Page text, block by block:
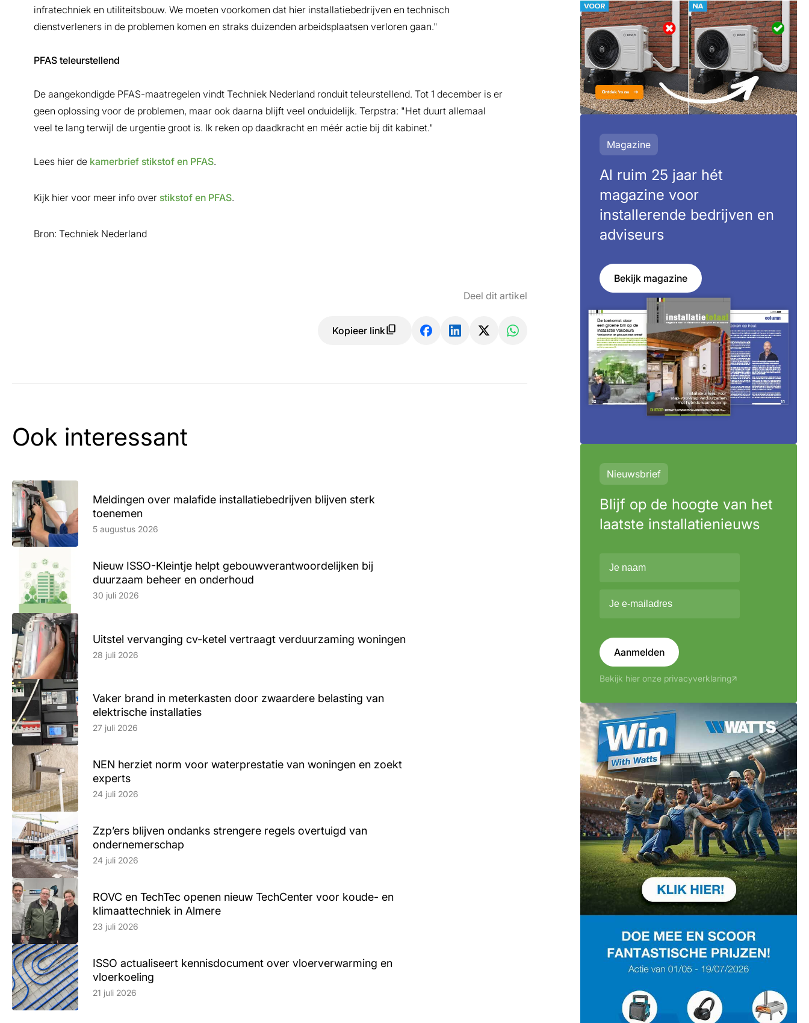
infratechniek en utiliteitsbouw. We moeten voorkomen dat hier installatiebedrijven en technisch
dienstverleners in de problemen komen en straks duizenden arbeidsplaatsen verloren gaan."
PFAS teleurstellend
De aangekondigde PFAS-maatregelen vindt Techniek Nederland ronduit teleurstellend. Tot 1 december is er
geen oplossing voor de problemen, maar ook daarna blijft veel onduidelijk. Terpstra: "Het duurt allemaal
veel te lang terwijl de urgentie groot is. Ik reken op daadkracht en méér actie bij dit kabinet."
Lees hier de kamerbrief stikstof en PFAS.
Kijk hier voor meer info over stikstof en PFAS.
Bron: Techniek Nederland
Deel dit artikel
Kopieer link
Ook interessant
Meldingen over malafide installatiebedrijven blijven sterk
toenemen
Lees artikel
5 augustus 2026
Nieuw ISSO-Kleintje helpt gebouwverantwoordelijken bij
duurzaam beheer en onderhoud
Lees artikel
30 juli 2026
Uitstel vervanging cv-ketel vertraagt verduurzaming woningen
Lees artikel
28 juli 2026
Vaker brand in meterkasten door zwaardere belasting van
elektrische installaties
Lees artikel
27 juli 2026
NEN herziet norm voor waterprestatie van woningen en zoekt
experts
Lees artikel
24 juli 2026
Zzp’ers blijven ondanks strengere regels overtuigd van
ondernemerschap
Lees artikel
24 juli 2026
ROVC en TechTec openen nieuw TechCenter voor koude- en
klimaattechniek in Almere
Lees artikel
23 juli 2026
ISSO actualiseert kennisdocument over vloerverwarming en
vloerkoeling
Lees artikel
21 juli 2026
Magazine
Al ruim 25 jaar hét
magazine voor
installerende bedrijven en
adviseurs
Bekijk magazine
Nieuwsbrief
Blijf op de hoogte van het
laatste installatienieuws
Aanmelden
Bekijk hier onze privacyverklaring